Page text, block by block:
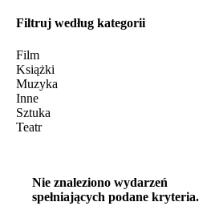
Filtruj według kategorii
Film
Książki
Muzyka
Inne
Sztuka
Teatr
Nie znaleziono wydarzeń
spełniających podane kryteria.